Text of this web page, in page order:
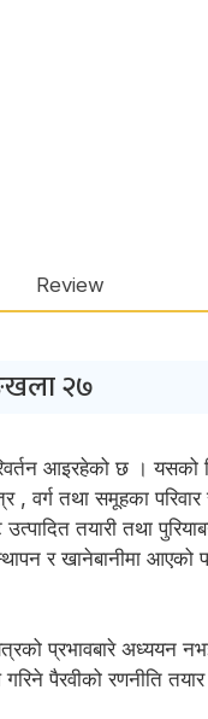
Review
२७
आइरहेको छ । यसको
, वर्ग तथा समूहका
उत्पादित तयारी तथा
र खानेबानीमा
प्रभावबारे अध्ययन
गरिने पैरवीको रणनीति